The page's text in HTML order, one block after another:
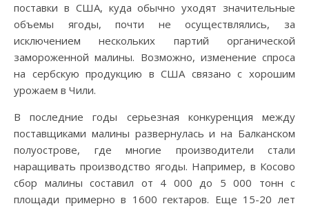
поставки в США, куда обычно уходят значительные
объемы ягоды, почти не осуществлялись, за
исключением нескольких партий органической
замороженной малины. Возможно, изменение спроса
на сербскую продукцию в США связано с хорошим
урожаем в Чили.
В последние годы серьезная конкуренция между
поставщиками малины развернулась и на Балканском
полуострове, где многие производители стали
наращивать производство ягоды. Например, в Косово
сбор малины составил от 4 000 до 5 000 тонн с
площади примерно в 1600 гектаров. Еще 15-20 лет